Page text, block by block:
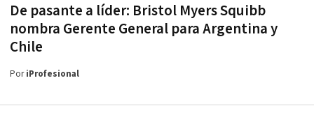
De pasante a líder: Bristol Myers Squibb
nombra Gerente General para Argentina y
Chile
PoriProfesional